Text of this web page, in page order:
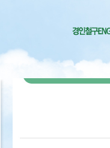
5
북5
북5
북5